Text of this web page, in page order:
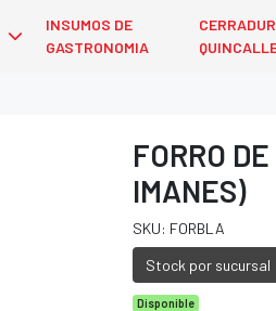
INSUMOS DE
GASTRONOMIA
FORRO
IMANES)
SKU: FORBLA
Stock por sucursal
Disponible